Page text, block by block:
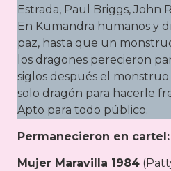
Estrada, Paul Briggs, John
En Kumandra humanos y
paz, hasta que un
los dragones perecieron
siglos después el
solo dragón para hacerle
Apto para todo público.
Permanecieron en cartel:
Mujer Maravilla 1984